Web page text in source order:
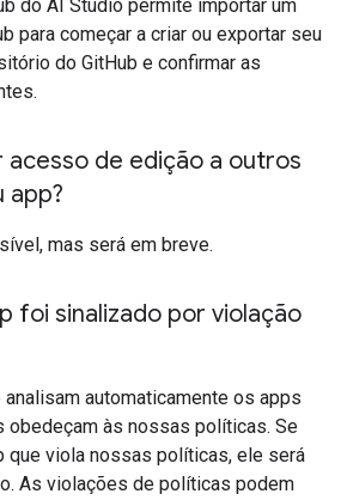
do AI Studio permite importar um
para começar a criar ou exportar seu
do GitHub e confirmar as
acesso de edição a outros
app?
mas será em breve.
foi sinalizado por violação
automaticamente os apps
obedeçam às nossas políticas. Se
que viola nossas políticas, ele será
As violações de políticas podem